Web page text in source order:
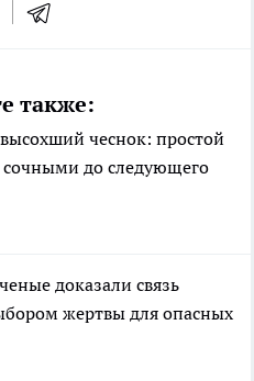
также:
чеснок: простой
сочными до следующего
доказали связь
жертвы для опасных